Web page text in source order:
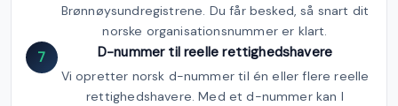
Brønnøysundregistrene. Du får besked, så snart dit
norske organisationsnummer er klart.
7 D-nummer til reelle rettighedshavere
Vi opretter norsk d-nummer til én eller flere reelle
rettighedshavere. Med et d-nummer kan I